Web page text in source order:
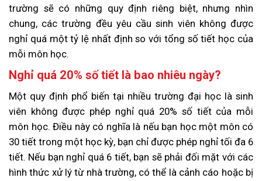
trường sẽ có những quy định riêng biệt, nhưng nhìn
chung, các trường đều yêu cầu sinh viên không được
nghỉ quá một tỷ lệ nhất định so với tổng số tiết học của
mỗi môn học.
Nghỉ quá 20% số tiết là bao nhiêu ngày?
Một quy định phổ biến tại nhiều trường đại học là sinh
viên không được phép nghỉ quá 20% số tiết của mỗi
môn học. Điều này có nghĩa là nếu bạn học một môn có
30 tiết trong một học kỳ, bạn chỉ được phép nghỉ tối đa 6
tiết. Nếu bạn nghỉ quá 6 tiết, bạn sẽ phải đối mặt với các
hình thức xử lý từ nhà trường, có thể là cảnh cáo hoặc bị